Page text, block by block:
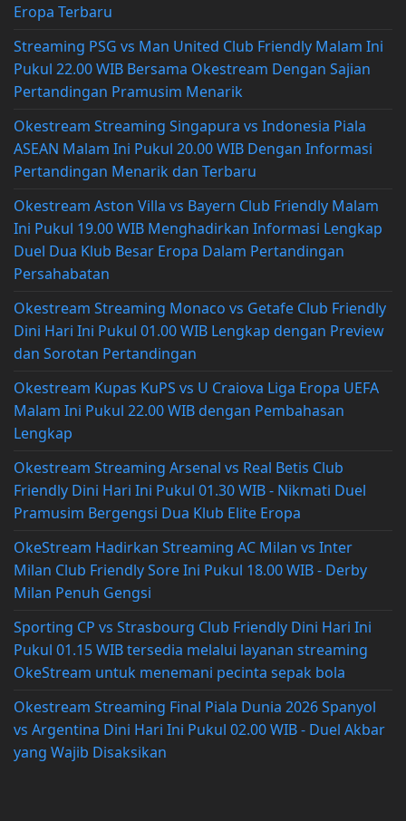
Eropa Terbaru
Streaming PSG vs Man United Club Friendly Malam Ini
Pukul 22.00 WIB Bersama Okestream Dengan Sajian
Pertandingan Pramusim Menarik
Okestream Streaming Singapura vs Indonesia Piala
ASEAN Malam Ini Pukul 20.00 WIB Dengan Informasi
Pertandingan Menarik dan Terbaru
Okestream Aston Villa vs Bayern Club Friendly Malam
Ini Pukul 19.00 WIB Menghadirkan Informasi Lengkap
Duel Dua Klub Besar Eropa Dalam Pertandingan
Persahabatan
Okestream Streaming Monaco vs Getafe Club Friendly
Dini Hari Ini Pukul 01.00 WIB Lengkap dengan Preview
dan Sorotan Pertandingan
Okestream Kupas KuPS vs U Craiova Liga Eropa UEFA
Malam Ini Pukul 22.00 WIB dengan Pembahasan
Lengkap
Okestream Streaming Arsenal vs Real Betis Club
Friendly Dini Hari Ini Pukul 01.30 WIB - Nikmati Duel
Pramusim Bergengsi Dua Klub Elite Eropa
OkeStream Hadirkan Streaming AC Milan vs Inter
Milan Club Friendly Sore Ini Pukul 18.00 WIB - Derby
Milan Penuh Gengsi
Sporting CP vs Strasbourg Club Friendly Dini Hari Ini
Pukul 01.15 WIB tersedia melalui layanan streaming
OkeStream untuk menemani pecinta sepak bola
Okestream Streaming Final Piala Dunia 2026 Spanyol
vs Argentina Dini Hari Ini Pukul 02.00 WIB - Duel Akbar
yang Wajib Disaksikan